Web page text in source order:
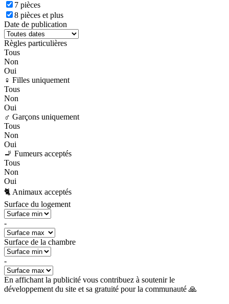
7 pièces
8 pièces et plus
Date de publication
Règles particulières
Tous
Non
Oui
♀️ Filles uniquement
Tous
Non
Oui
♂️ Garçons uniquement
Tous
Non
Oui
🚬 Fumeurs acceptés
Tous
Non
Oui
🐈 Animaux acceptés
Surface du logement
-
Surface de la chambre
-
En affichant la publicité vous contribuez à soutenir le
développement du site et sa gratuité pour la communauté 🙏